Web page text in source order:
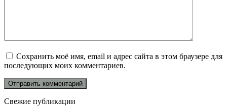
Сохранить моё имя, email и адрес сайта в этом браузере для
последующих моих комментариев.
Свежие публикации